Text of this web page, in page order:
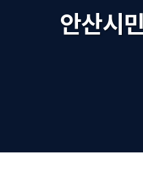
안산시